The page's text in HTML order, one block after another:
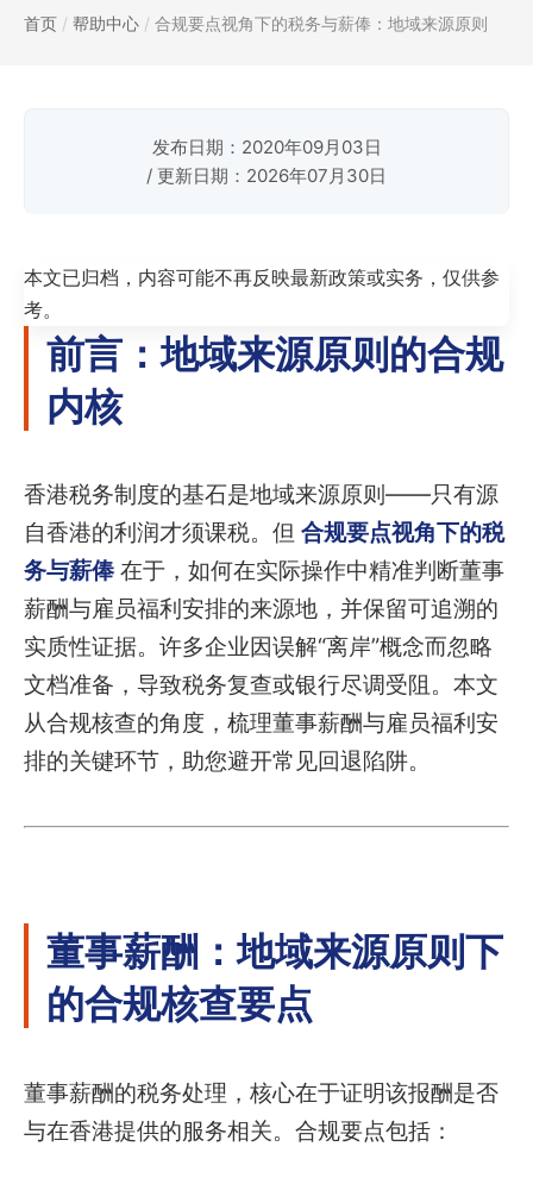
首页 / 帮助中心 / 合规要点视角下的税务与薪俸：地域来源原则
发布日期：2020年09月03日
/ 更新日期：2026年07月30日
本文已归档，内容可能不再反映最新政策或实务，仅供参
考。
前言：地域来源原则的合规
内核
香港税务制度的基石是地域来源原则——只有源
自香港的利润才须课税。但 合规要点视角下的税
务与薪俸在于，如何在实际操作中精准判断董事
薪酬与雇员福利安排的来源地，并保留可追溯的
实质性证据。许多企业因误解“离岸”概念而忽略
文档准备，导致税务复查或银行尽调受阻。本文
从合规核查的角度，梳理董事薪酬与雇员福利安
排的关键环节，助您避开常见回退陷阱。
董事薪酬：地域来源原则下
的合规核查要点
董事薪酬的税务处理，核心在于证明该报酬是否
与在香港提供的服务相关。合规要点包括：